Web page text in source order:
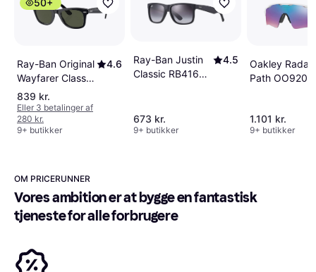
50+
Ray-Ban Original
Wayfarer Classic
RB2140 901
4.6
839 kr.
Eller 3 betalinger af
280 kr.
9+ butikker
Ray-Ban Justin
Classic RB4165
4.5
673 kr.
9+ butikker
Oakley Radar
Path
1.101 kr.
9+ butikker
OM PRICERUNNER
Vores ambition er at bygge en fantastisk
tjeneste for alle forbrugere